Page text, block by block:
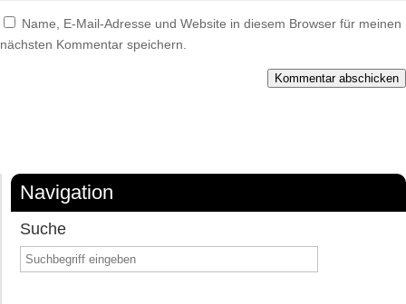
Name, E-Mail-Adresse und Website in diesem Browser für meinen
nächsten Kommentar speichern.
Kommentar abschicken
Navigation
Suche